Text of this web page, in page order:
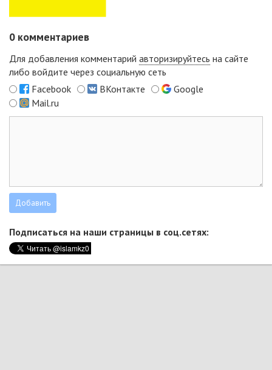
0 комментариев
Для добавления комментарий авторизируйтесь на сайте
либо войдите через социальную сеть
Facebook
ВКонтакте
Google
Mail.ru
Подписаться на наши страницы в соц.сетях: